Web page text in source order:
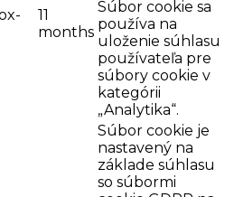
11
months
Súbor cookie sa
používa na
uloženie súhlasu
používateľa pre
súbory cookie v
kategórii
„Analytika“.
Súbor cookie je
nastavený na
základe súhlasu
so súbormi